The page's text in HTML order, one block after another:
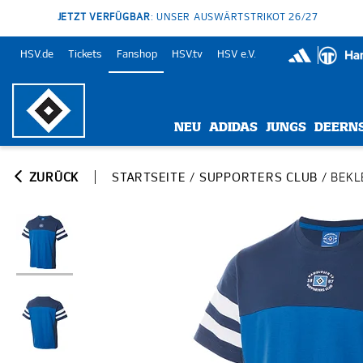
JETZT VERFÜGBAR: UNSER AUSWÄRTSTRIKOT 26/27
HSV.de Tickets Fanshop HSV.tv HSV e.V.
NEU ADIDAS JUNGS
ZURÜCK STARTSEITE / SUPPORTERS CLUB /